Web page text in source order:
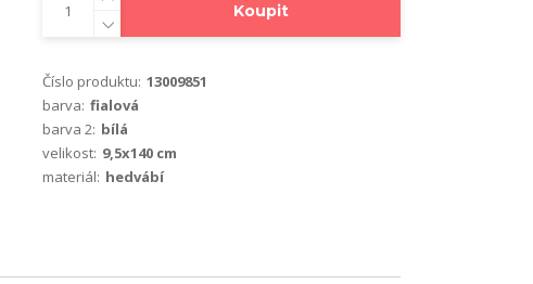
Koupit
Číslo produktu: 13009851
barva: fialová
barva 2: bílá
velikost: 9,5x140 cm
materiál: hedvábí